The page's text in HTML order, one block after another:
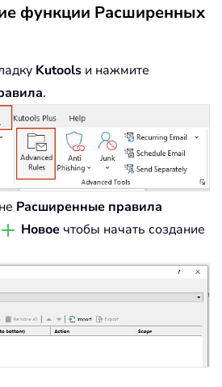
функции Расширенных
Kutools и нажмите
.
Расширенные правила
Новое чтобы начать создание